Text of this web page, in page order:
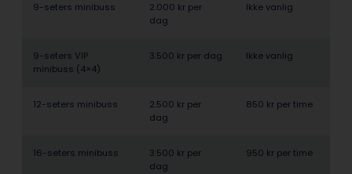
9-seters minibuss
2.000 kr per
dag
Ikke vanlig
9-seters VIP
minibuss (4×4)
3.500 kr per dag Ikke vanlig
12-seters minibuss
2.500 kr per
dag
850 kr per time
16-seters minibuss
3.500 kr per
dag
950 kr per time